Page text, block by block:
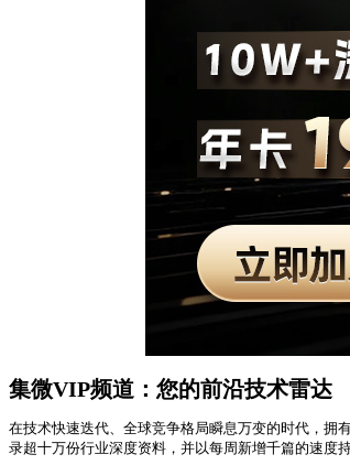
集微VIP频道：您的前沿技术雷达
在技术快速迭代、全球竞争格局瞬息万变的时代，拥
录超十万份行业深度资料，并以每周新增千篇的速度